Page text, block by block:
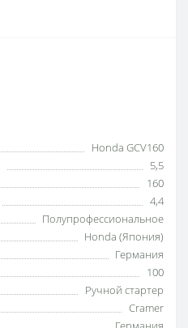
Honda GCV160
5,5
160
4,4
Полупрофессиональное
Honda (Япония)
Германия
100
Ручной стартер
Cramer